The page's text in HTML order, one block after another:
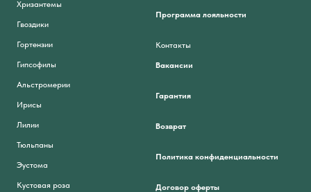
Хризантемы
Гвоздики
Гортензии
Гипсофилы
Альстромерии
Ирисы
Лилии
Тюльпаны
Эустома
Кустовая роза
Программа лояльности
Контакты
Вакансии
Гарантия
Возврат
Политика конфиденциальности
Договор оферты